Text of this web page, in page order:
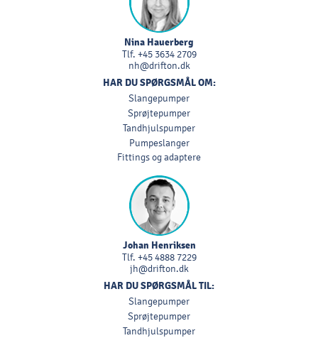
Nina Hauerberg
Tlf. +45 3634 2709
nh@drifton.dk
HAR DU SPØRGSMÅL OM:
Slangepumper
Sprøjtepumper
Tandhjulspumper
Pumpeslanger
Fittings og adaptere
Johan Henriksen
Tlf. +45 4888 7229
jh@drifton.dk
HAR DU SPØRGSMÅL TIL:
Slangepumper
Sprøjtepumper
Tandhjulspumper